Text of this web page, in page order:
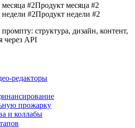
Продукт месяца #2
Продукт недели #2
структура, дизайн, контент,
через API
редакторы
прожарку
и коллабы